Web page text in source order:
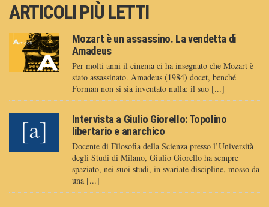
ARTICOLI PIÙ LETTI
Mozart è un assassino. La vendetta di
Amadeus
Per molti anni il cinema ci ha insegnato che Mozart è
stato assassinato. Amadeus (1984) docet, benché
Forman non si sia inventato nulla: il suo [...]
Intervista a Giulio Giorello: Topolino
libertario e anarchico
Docente di Filosofia della Scienza presso l’Università
degli Studi di Milano, Giulio Giorello ha sempre
spaziato, nei suoi studi, in svariate discipline, mosso da
una [...]